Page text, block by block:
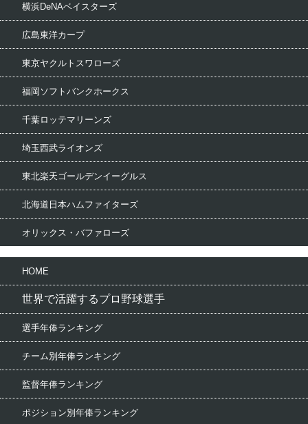
横浜DeNAベイスターズ
広島東洋カープ
東京ヤクルトスワローズ
福岡ソフトバンクホークス
千葉ロッテマリーンズ
埼玉西武ライオンズ
東北楽天ゴールデンイーグルス
北海道日本ハムファイターズ
オリックス・バファローズ
HOME
世界で活躍するプロ野球選手
選手年俸ランキング
チーム別年俸ランキング
監督年俸ランキング
ポジション別年俸ランキング